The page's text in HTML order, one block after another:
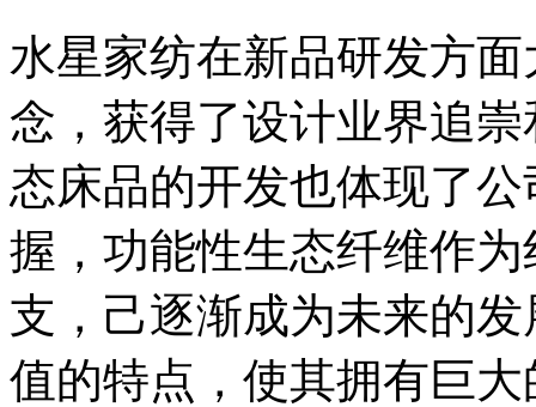
水星家纺在新品研发方
念，获得了设计业界追
态床品的开发也体现了
握，功能性生态纤维作
支，己逐渐成为未来的
值的特点，使其拥有巨